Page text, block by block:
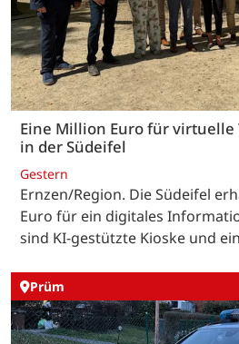
Eine Million Euro für
in der Südeifel
Gestern
Ernzen/Region. Die Südeifel
Euro für ein digitales
sind KI-gestützte Kioske und
Prüm